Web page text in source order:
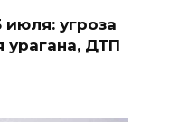
июля: угроза
урагана, ДТП